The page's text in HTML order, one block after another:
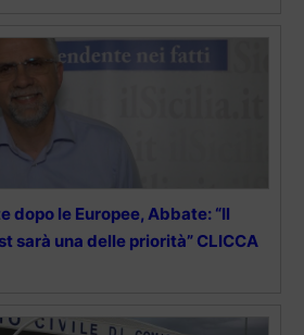
dopo le Europee, Abbate: “Il
sarà una delle priorità” CLICCA